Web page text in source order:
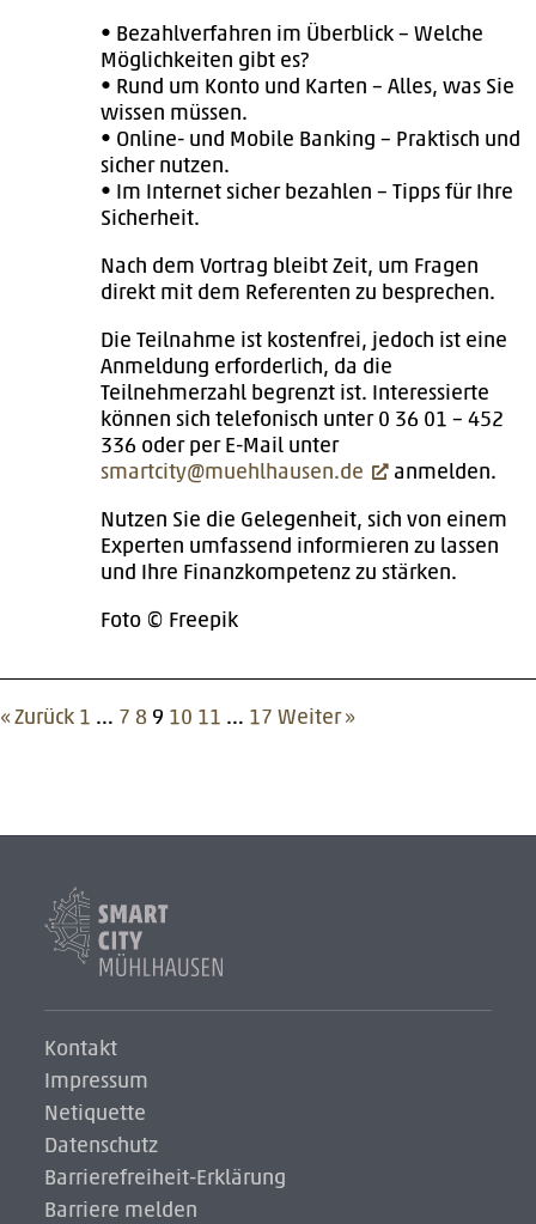
• Bezahlverfahren im Überblick – Welche
Möglichkeiten gibt es?
• Rund um Konto und Karten – Alles, was Sie
wissen müssen.
• Online- und Mobile Banking – Praktisch und
sicher nutzen.
• Im Internet sicher bezahlen – Tipps für Ihre
Sicherheit.
Nach dem Vortrag bleibt Zeit, um Fragen
direkt mit dem Referenten zu besprechen.
Die Teilnahme ist kostenfrei, jedoch ist eine
Anmeldung erforderlich, da die
Teilnehmerzahl begrenzt ist. Interessierte
können sich telefonisch unter 0 36 01 – 452
336 oder per E-Mail unter
smartcity@muehlhausen.de
anmelden.
Nutzen Sie die Gelegenheit, sich von einem
Experten umfassend informieren zu lassen
und Ihre Finanzkompetenz zu stärken.
Foto © Freepik
« Zurück 1 … 7 8 9 10 11 … 17 Weiter »
Logo
Kontakt
Impressum
Netiquette
Datenschutz
Barrierefreiheit-Erklärung
Barriere melden